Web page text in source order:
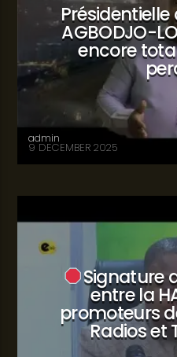
Présidentielle
AGBODJO-
encore
admin
9 DECEMBER 2025
Signature
entre la
promoteurs
Radios et